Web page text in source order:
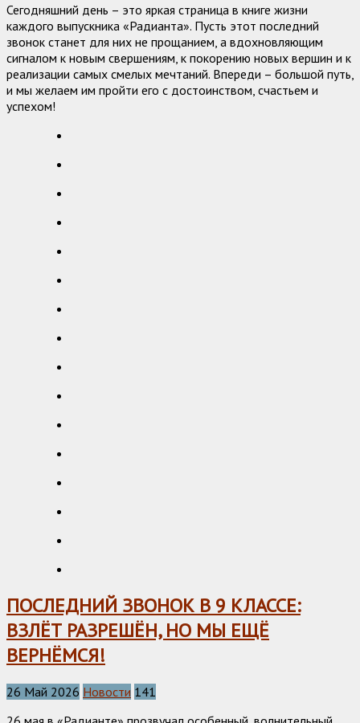
Сегодняшний день – это яркая страница в книге жизни
каждого выпускника «Радианта». Пусть этот последний
звонок станет для них не прощанием, а вдохновляющим
сигналом к новым свершениям, к покорению новых вершин и к
реализации самых смелых мечтаний. Впереди – большой путь,
и мы желаем им пройти его с достоинством, счастьем и
успехом!
ПОСЛЕДНИЙ ЗВОНОК В 9 КЛАССЕ:
ВЗЛЁТ РАЗРЕШЁН, НО МЫ ЕЩЁ
ВЕРНЁМСЯ!
26 Май 2026 Новости 141